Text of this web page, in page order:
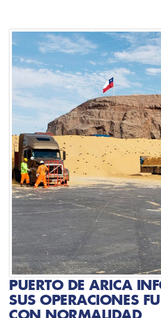
PUERTO DE ARICA
SUS OPERACIONES
CON NORMALIDAD